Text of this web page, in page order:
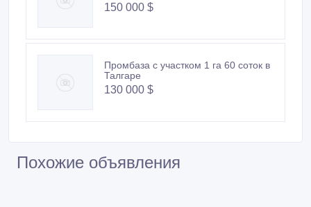
150 000 $
Промбаза с участком 1 га 60 соток в
Талгаре
130 000 $
Похожие объявления